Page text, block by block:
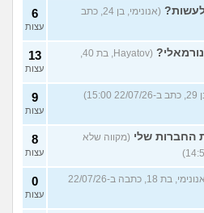
לעשות?
(אנונימי, בן 24, כתב
6
עצות
(Hayatov, בת 40,
13
עצות
9
עצות
החברות שלי (מקווה שלא
8
עצות
(אנונימי, בת 18, כתבה ב-22/07/26
0
עצות